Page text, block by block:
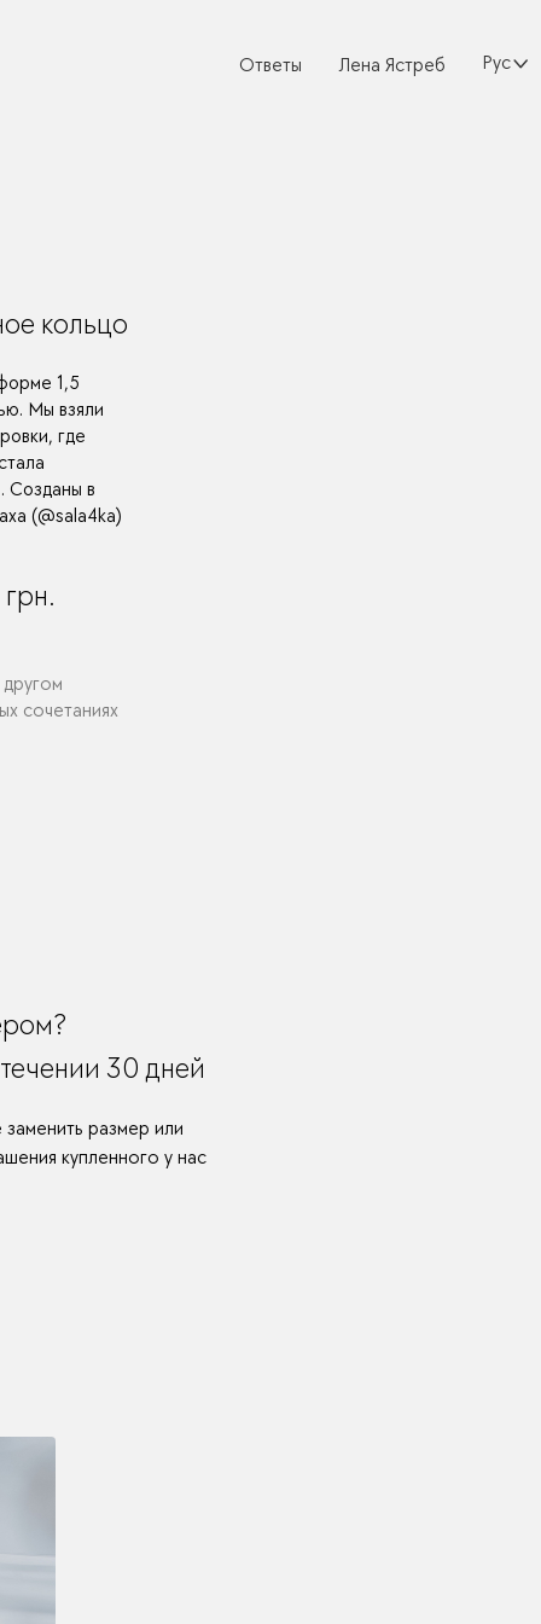
Ответы Лена Ястреб
кольцо
1,5
Мы взяли
где
Созданы в
(@sala4ka)
грн.
сочетаниях
30 дней
размер или
купленного у нас